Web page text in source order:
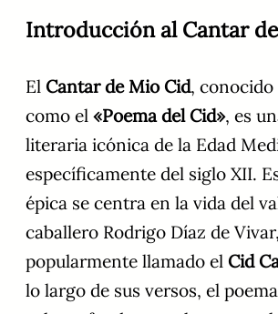
Introducción al Cantar
El Cantar de Mio Cid, conocido
como el «Poema del Cid», es
literaria icónica de la Edad
específicamente del siglo XII.
épica se centra en la vida del
caballero Rodrigo Díaz de Vivar,
popularmente llamado el Cid
lo largo de sus versos, el